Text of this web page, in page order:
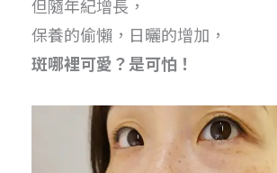
但隨年紀增長，
保養的偷懶，日曬的增加，
斑哪裡可愛？是可怕！